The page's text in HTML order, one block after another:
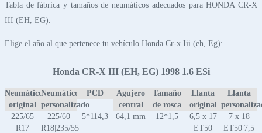
Tabla de fábrica y tamaños de neumáticos adecuados para HONDA CR-X
III (EH, EG).
Elige el año al que pertenece tu vehículo Honda Cr-x Iii (eh, Eg):
Honda CR-X III (EH, EG) 1998 1.6 ESi
Neumático
original
Neumático
personalizado
PCD
Agujero
central
Tamaño
de rosca
Llanta
original
Llanta
225/65
R17
225/60
R18|235/55
5*114,3 64,1 mm 12*1,5
6,5 x 17
ET50
7 x 18
ET50|7,5